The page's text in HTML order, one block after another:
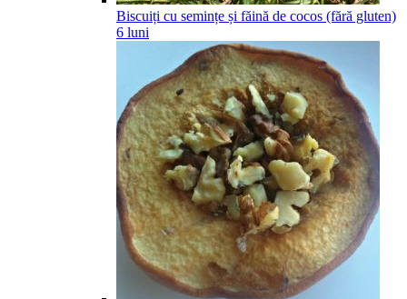
Biscuiți cu semințe și făină de cocos (fără gluten)
6 luni